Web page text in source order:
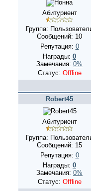
Абитуриент
Группа:
Сообщений: 10
Репутация: 0
Награды: 0
Замечания: 0%
Статус: Offline
Robert45
Абитуриент
Группа:
Сообщений: 15
Репутация: 0
Награды: 0
Замечания: 0%
Статус: Offline